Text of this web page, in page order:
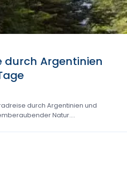
durch Argentinien
durch Argentinien und
Natur....